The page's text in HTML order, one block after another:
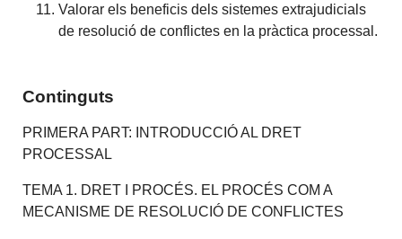
Valorar els beneficis dels sistemes extrajudicials
de resolució de conflictes en la pràctica processal.
Continguts
PRIMERA PART: INTRODUCCIÓ AL DRET
PROCESSAL
TEMA 1. DRET I PROCÉS. EL PROCÉS COM A
MECANISME DE RESOLUCIÓ DE CONFLICTES